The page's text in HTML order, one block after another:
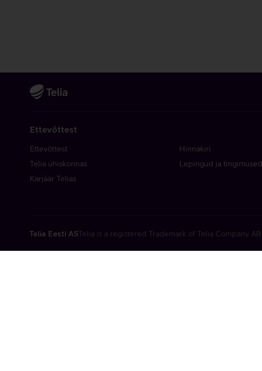
Ettevõttest
Ettevõttest
Telia ühiskonnas
Karjäär Telias
Hinnakiri
Lepingud ja tingimused
Telia Eesti ASTelia is a registered Trademark of Telia Company AB